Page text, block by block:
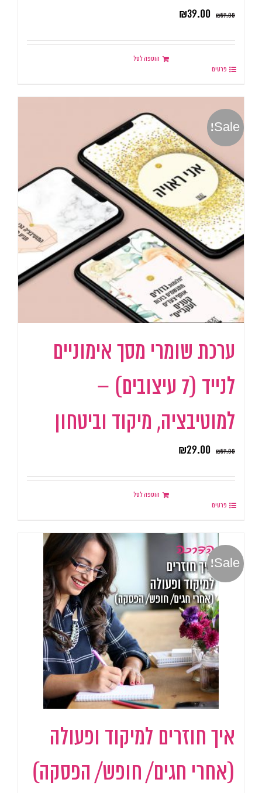
₪59.00
₪39.00
הוספה לסל
פרטים
Sale!
ערכת שומרי מסך אימוניים
לנייד (7 עיצובים) –
למוטיבציה, מיקוד וביטחון
₪59.00
₪29.00
הוספה לסל
פרטים
Sale!
איך חוזרים למיקוד ופעולה
(אחרי חגים/ חופש/ הפסקה)